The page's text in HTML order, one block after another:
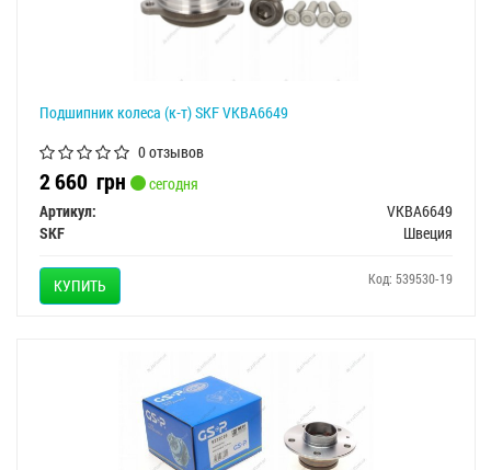
Подшипник колеса (к-т) SKF VKBA6649
0 отзывов
2 660 грн
сегодня
Артикул:
VKBA6649
SKF
Швеция
КУПИТЬ Код: 539530-19